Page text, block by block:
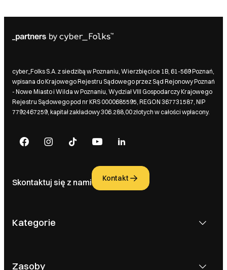
cyber_Folks S.A. z siedzibą w Poznaniu, Wierzbięcice 1B, 61-569 Poznań,
wpisana do Krajowego Rejestru Sądowego przez Sąd Rejonowy Poznań
- Nowe Miasto i Wilda w Poznaniu, Wydział VIII Gospodarczy Krajowego
Rejestru Sądowego pod nr KRS 0000685595, REGON 367731587, NIP
7792467259, kapitał zakładowy 306.288,00 złotych w całości wpłacony.
Skontaktuj się z nami Kontakt
Kategorie
Zasoby